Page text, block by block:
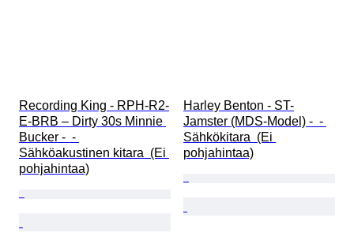
Recording King - RPH-R2-
E-BRB – Dirty 30s Minnie
Bucker -  -
Sähköakustinen kitara  (Ei
pohjahintaa)
Harley Benton - ST-
Jamster (MDS-Model) -  -
Sähkökitara  (Ei
pohjahintaa)